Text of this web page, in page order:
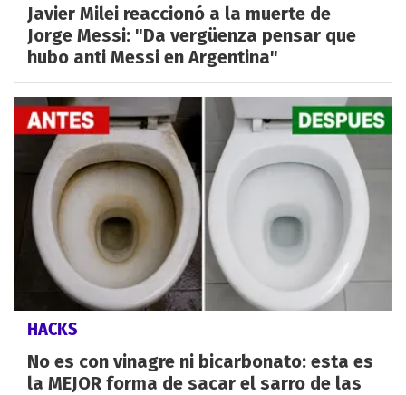
Javier Milei reaccionó a la muerte de
Jorge Messi: "Da vergüenza pensar que
hubo anti Messi en Argentina"
HACKS
No es con vinagre ni bicarbonato: esta es
la MEJOR forma de sacar el sarro de las